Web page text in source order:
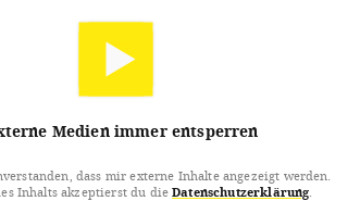
Medien immer entsperren
dass mir externe Inhalte angezeigt werden.
Inhalts akzeptierst du dieDatenschutzerklärung